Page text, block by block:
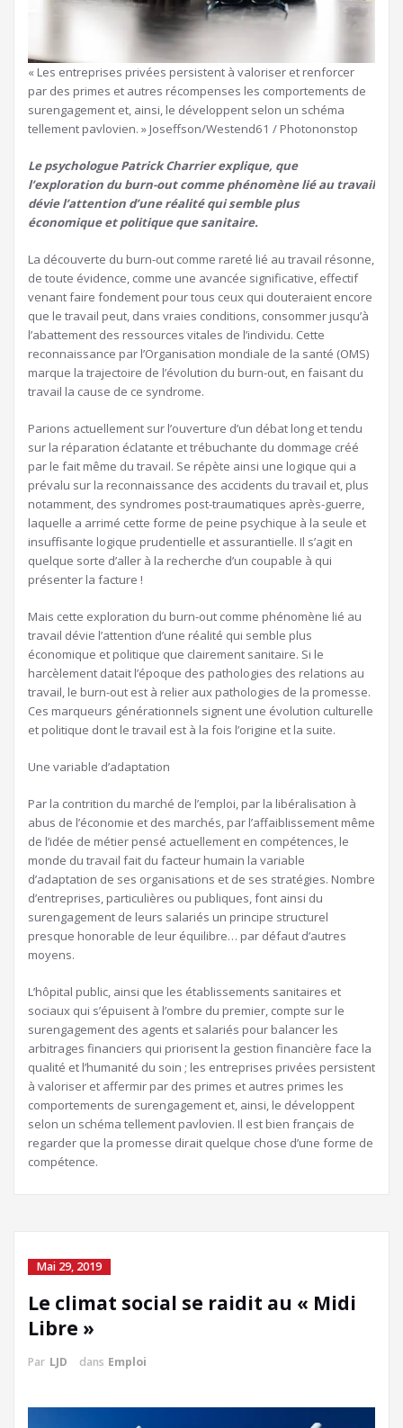
« Les entreprises privées persistent à valoriser et renforcer
par des primes et autres récompenses les comportements de
surengagement et, ainsi, le développent selon un schéma
tellement pavlovien. » Joseffson/Westend61 / Photononstop
Le psychologue Patrick Charrier explique, que
l’exploration du burn-out comme phénomène lié au travail
dévie l’attention d’une réalité qui semble plus
économique et politique que sanitaire.
La découverte du burn-out comme rareté lié au travail résonne,
de toute évidence, comme une avancée significative, effectif
venant faire fondement pour tous ceux qui douteraient encore
que le travail peut, dans vraies conditions, consommer jusqu’à
l’abattement des ressources vitales de l’individu. Cette
reconnaissance par l’Organisation mondiale de la santé (OMS)
marque la trajectoire de l’évolution du burn-out, en faisant du
travail la cause de ce syndrome.
Parions actuellement sur l’ouverture d’un débat long et tendu
sur la réparation éclatante et trébuchante du dommage créé
par le fait même du travail. Se répète ainsi une logique qui a
prévalu sur la reconnaissance des accidents du travail et, plus
notamment, des syndromes post-traumatiques après-guerre,
laquelle a arrimé cette forme de peine psychique à la seule et
insuffisante logique prudentielle et assurantielle. Il s’agit en
quelque sorte d’aller à la recherche d’un coupable à qui
présenter la facture !
Mais cette exploration du burn-out comme phénomène lié au
travail dévie l’attention d’une réalité qui semble plus
économique et politique que clairement sanitaire. Si le
harcèlement datait l’époque des pathologies des relations au
travail, le burn-out est à relier aux pathologies de la promesse.
Ces marqueurs générationnels signent une évolution culturelle
et politique dont le travail est à la fois l’origine et la suite.
Une variable d’adaptation
Par la contrition du marché de l’emploi, par la libéralisation à
abus de l’économie et des marchés, par l’affaiblissement même
de l’idée de métier pensé actuellement en compétences, le
monde du travail fait du facteur humain la variable
d’adaptation de ses organisations et de ses stratégies. Nombre
d’entreprises, particulières ou publiques, font ainsi du
surengagement de leurs salariés un principe structurel
presque honorable de leur équilibre… par défaut d’autres
moyens.
L’hôpital public, ainsi que les établissements sanitaires et
sociaux qui s’épuisent à l’ombre du premier, compte sur le
surengagement des agents et salariés pour balancer les
arbitrages financiers qui priorisent la gestion financière face la
qualité et l’humanité du soin ; les entreprises privées persistent
à valoriser et affermir par des primes et autres primes les
comportements de surengagement et, ainsi, le développent
selon un schéma tellement pavlovien. Il est bien français de
regarder que la promesse dirait quelque chose d’une forme de
compétence.
Mai 29, 2019
Le climat social se raidit au « Midi
Libre »
Par LJD dans Emploi